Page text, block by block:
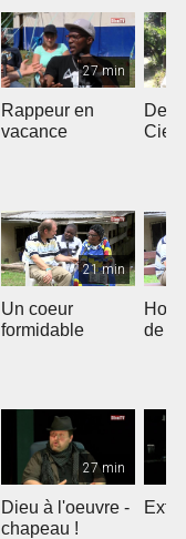
27 min
Rappeur en
vacance
Ciel
21 min
Un coeur
formidable
de
27 min
Dieu à l'oeuvre -
chapeau !